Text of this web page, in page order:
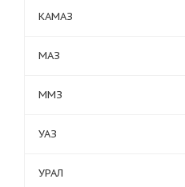
КАМАЗ
МАЗ
ММЗ
УАЗ
УРАЛ